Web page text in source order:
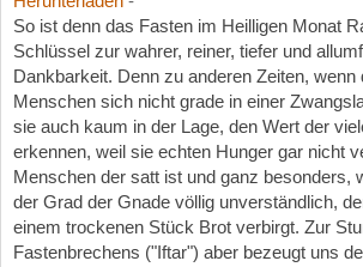
So ist denn das Fasten im Heilligen Monat
Schlüssel zur wahrer, reiner, tiefer und
Dankbarkeit. Denn zu anderen Zeiten, wenn
Menschen sich nicht grade in einer
sie auch kaum in der Lage, den Wert der
erkennen, weil sie echten Hunger gar nicht
Menschen der satt ist und ganz besonders,
der Grad der Gnade völlig unverständlich,
einem trockenen Stück Brot verbirgt. Zur
Fastenbrechens ("Iftar") aber bezeugt uns